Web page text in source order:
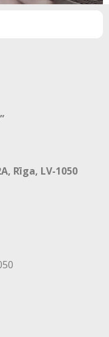
Rīga, LV-1050